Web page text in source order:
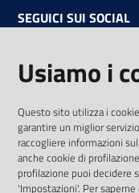
SEGUICI SUI SOCIAL
Ricevi tutti gli
adempimenti normativi
Usiamo i
Questo sito utilizza i
garantire un miglior
raccogliere informazioni
anche cookie di
profilazione puoi decidere
'Impostazioni'. Per